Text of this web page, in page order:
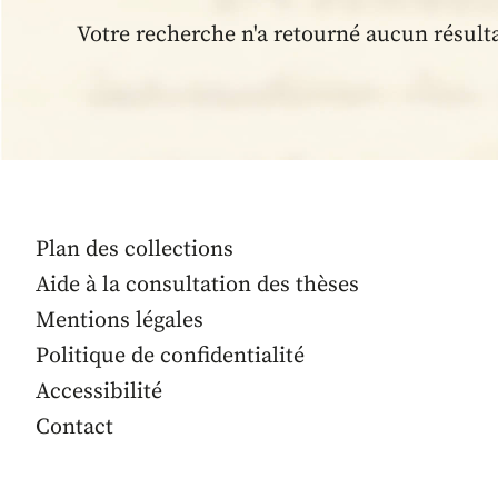
Votre recherche n'a retourné aucun
Plan des collections
Aide à la consultation des thèses
Mentions légales
Politique de confidentialité
Accessibilité
Contact